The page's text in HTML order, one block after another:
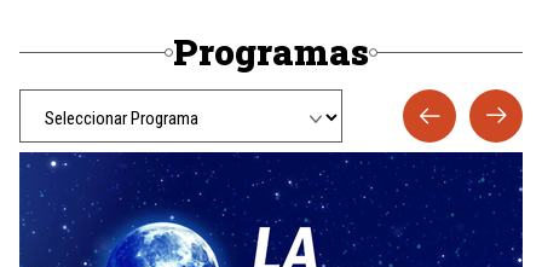
Programas